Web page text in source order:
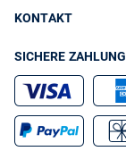
KONTAKT
SICHERE ZAHLUNG